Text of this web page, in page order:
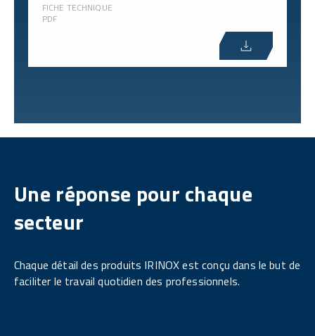
FICHE TECHNIQUE
PDF
Une réponse pour chaque
secteur
Chaque détail des produits IRINOX est conçu dans le but de
faciliter le travail quotidien des professionnels.